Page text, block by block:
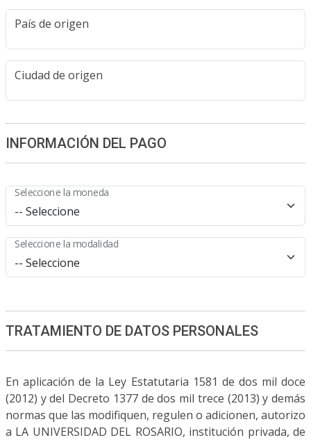
País de origen
Ciudad de origen
INFORMACIÓN DEL PAGO
Seleccione la moneda
Seleccione la modalidad
TRATAMIENTO DE DATOS PERSONALES
En aplicación de la Ley Estatutaria 1581 de dos mil doce
(2012) y del Decreto 1377 de dos mil trece (2013) y demás
normas que las modifiquen, regulen o adicionen, autorizo
a LA UNIVERSIDAD DEL ROSARIO, institución privada, de